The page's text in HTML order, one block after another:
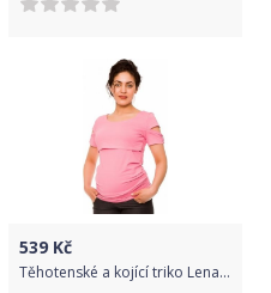
539 Kč
Těhotenské a kojící triko Lena - růžové, Velikosti těh. moda M (38)